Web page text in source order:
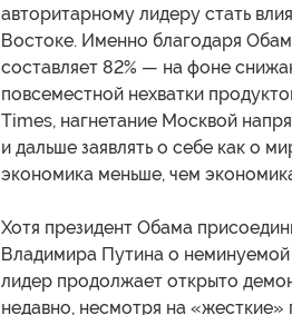
авторитарному лидеру стать
Востоке. Именно благодаря
составляет 82% — на фоне
повсеместной нехватки
Times, нагнетание Москвой
и дальше заявлять о себе как о
экономика меньше, чем
Хотя президент Обама
Владимира Путина о неминуемой
лидер продолжает открыто
недавно, несмотря на